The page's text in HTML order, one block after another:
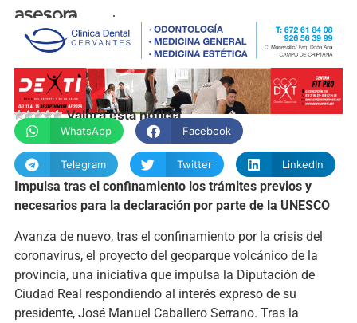
asesora
manchainformacion.com
Valora esta noticia
WhatsApp Facebook
Telegram Twitter LinkedIn
Impulsa tras el confinamiento los trámites previos y
necesarios para la declaración por parte de la UNESCO
Avanza de nuevo, tras el confinamiento por la crisis del
coronavirus, el proyecto del geoparque volcánico de la
provincia, una iniciativa que impulsa la Diputación de
Ciudad Real respondiendo al interés expreso de su
presidente, José Manuel Caballero Serrano. Tras la